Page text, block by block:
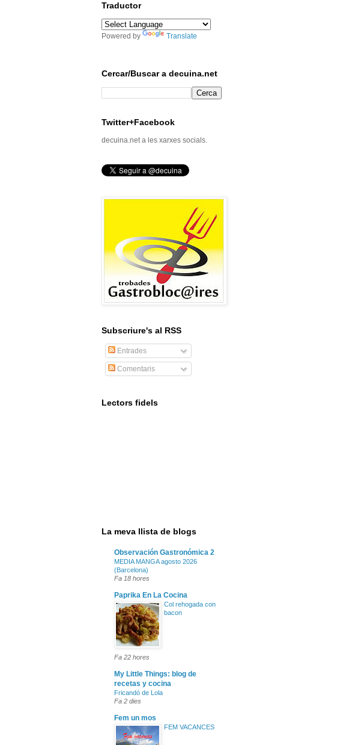
Traductor
Powered by Translate
Cercar/Buscar a decuina.net
Twitter+Facebook
decuina.net a les xarxes socials.
Subscriure's al RSS
Entrades
Comentaris
Lectors fidels
La meva llista de blogs
Observación Gastronómica 2
MEDIA MANGA agosto 2026
(Barcelona)
Fa 18 hores
Paprika En La Cocina
Col rehogada con
bacon
Fa 22 hores
My Little Things: blog de
recetas y cocina
Fricandó de Lola
Fa 2 dies
Fem un mos
FEM VACANCES